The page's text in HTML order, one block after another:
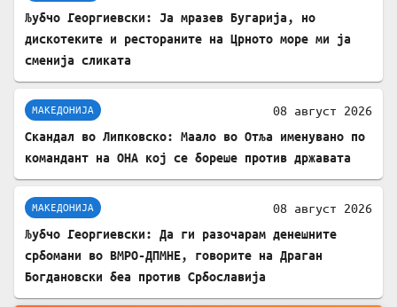
Љубчо Георгиевски: Ја мразев Бугарија, но
дискотеките и рестораните на Црното море ми ја
сменија сликата
МАКЕДОНИЈА 08 август 2026
Скандал во Липковско: Маало во Отља именувано по
командант на ОНА кој се бореше против државата
МАКЕДОНИЈА 08 август 2026
Љубчо Георгиевски: Да ги разочарам денешните
србомани во ВМРО-ДПМНЕ, говорите на Драган
Богдановски беа против Србославија